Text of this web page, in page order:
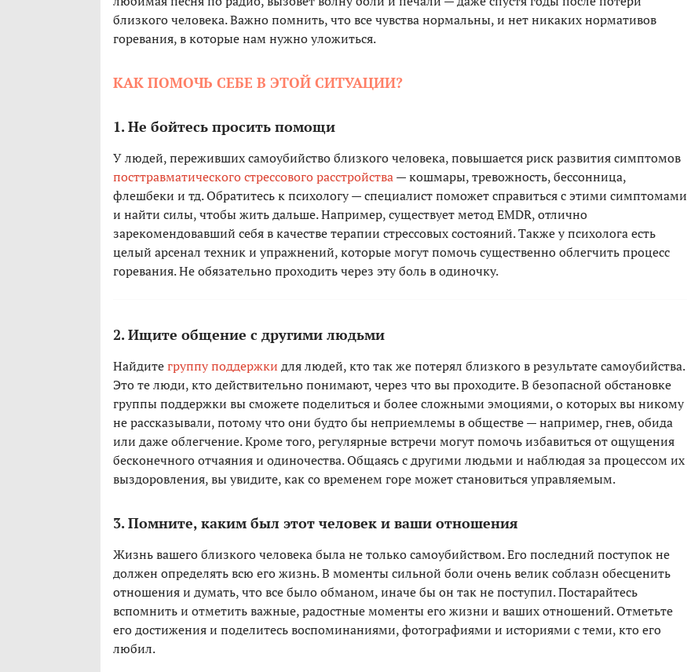
близкого человека. Важно помнить, что все чувства нормальны, и нет никаких нормативов
горевания, в которые нам нужно уложиться.
КАК ПОМОЧЬ СЕБЕ В ЭТОЙ СИТУАЦИИ?
1. Не бойтесь просить помощи
У людей, переживших самоубийство близкого человека, повышается риск развития симптомов
посттравматического стрессового расстройства— кошмары, тревожность, бессонница,
флешбеки и тд. Обратитесь к психологу — специалист поможет справиться с этими симптомами
и найти силы, чтобы жить дальше. Например, существует метод EMDR, отлично
зарекомендовавший себя в качестве терапии стрессовых состояний. Также у психолога есть
целый арсенал техник и упражнений, которые могут помочь существенно облегчить процесс
горевания. Не обязательно проходить через эту боль в одиночку.
2. Ищите общение с другими людьми
Найдитегруппу поддержки для людей, кто так же потерял близкого в результате самоубийства.
Это те люди, кто действительно понимают, через что вы проходите. В безопасной обстановке
группы поддержки вы сможете поделиться и более сложными эмоциями, о которых вы никому
не рассказывали, потому что они будто бы неприемлемы в обществе — например, гнев, обида
или даже облегчение. Кроме того, регулярные встречи могут помочь избавиться от ощущения
бесконечного отчаяния и одиночества. Общаясь с другими людьми и наблюдая за процессом их
выздоровления, вы увидите, как со временем горе может становиться управляемым.
3. Помните, каким был этот человек и ваши отношения
Жизнь вашего близкого человека была не только самоубийством. Его последний поступок не
должен определять всю его жизнь. В моменты сильной боли очень велик соблазн обесценить
отношения и думать, что все было обманом, иначе бы он так не поступил. Постарайтесь
вспомнить и отметить важные, радостные моменты его жизни и ваших отношений. Отметьте
его достижения и поделитесь воспоминаниями, фотографиями и историями с теми, кто его
любил.